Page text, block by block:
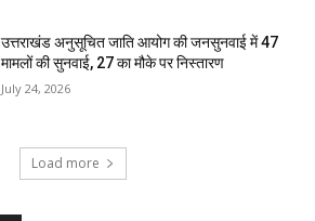
उत्तराखंड अनुसूचित जाति आयोग की जनसुनवाई में 47
मामलों की सुनवाई, 27 का मौके पर निस्तारण
July 24, 2026
Load more